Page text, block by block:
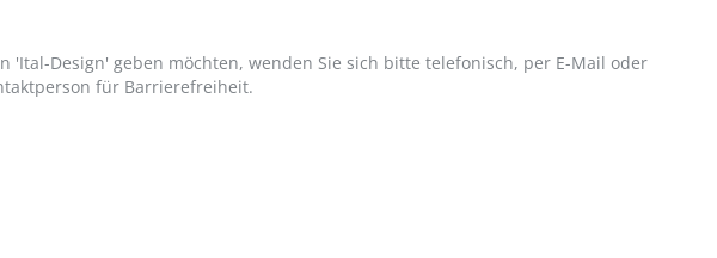
'Ital-Design' geben möchten, wenden Sie sich bitte telefonisch, per E-Mail oder
für Barrierefreiheit.